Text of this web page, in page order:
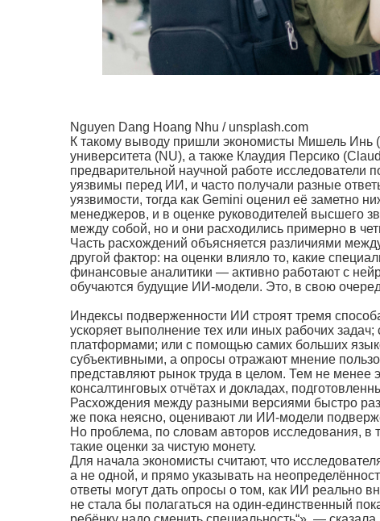
Nguyen Dang Hoang Nhu / unsplash.com
К такому выводу пришли экономисты Мишель Инь
университета (NU), а также Клаудия Персико
предварительной научной работе
уязвимы перед ИИ, и часто получали разные
уязвимости, тогда как Gemini оценил её заметно
менеджеров, и в оценке руководителей высшего
между собой, но и они расходились примерно в
Часть расхождений объясняется различиями
другой фактор: на оценки влияло то, какие
финансовые аналитики — активно работают с
обучаются будущие ИИ-модели. Это, в свою
Индексы подверженности ИИ строят тремя
ускоряет выполнение тех или иных рабочих
платформами; или с помощью самих больших
субъективными, а опросы отражают мнение
представляют рынок труда в целом. Тем не менее
консалтинговых отчётах и докладах,
Расхождения между разными версиями быстро
же пока неясно, оценивают ли ИИ-модели
Но проблема, по словам авторов исследования, в
такие оценки за чистую монету.
Для начала экономисты считают, что
а не одной, и прямо указывать на
ответы могут дать опросы о том, как ИИ реально
не стала бы полагаться на один-единственный